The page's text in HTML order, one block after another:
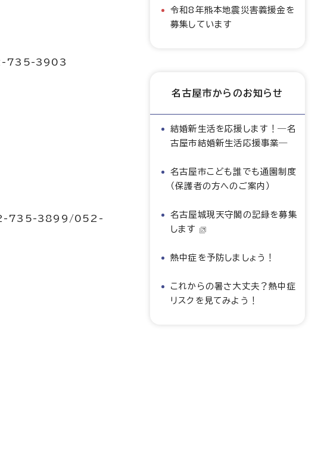
735-3903
735-3899/052-
令和8年熊本地震災害義援金を
募集しています
名古屋市からのお知らせ
結婚新生活を応援します！―名
古屋市結婚新生活応援事業―
名古屋市こども誰でも通園制度
（保護者の方へのご案内）
名古屋城現天守閣の記録を募集
します
熱中症を予防しましょう！
これからの暑さ大丈夫？熱中症
リスクを見てみよう！